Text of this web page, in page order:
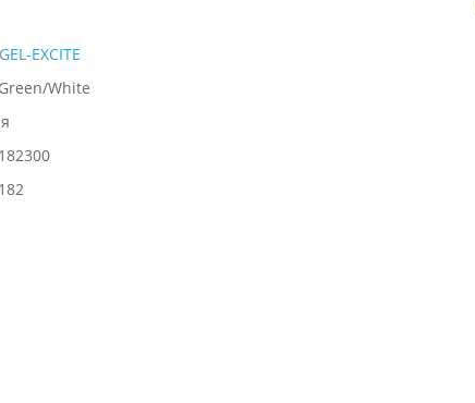
EXCITE
White